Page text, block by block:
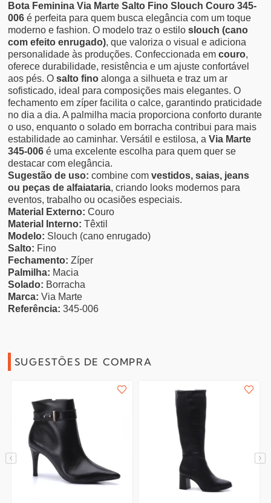
Bota Feminina Via Marte Salto Fino Slouch Couro 345-
006 é perfeita para quem busca elegância com um toque
moderno e fashion. O modelo traz o estiloslouch (cano
com efeito enrugado), que valoriza o visual e adiciona
personalidade às produções.Confeccionada emcouro,
oferece durabilidade, resistência e um ajuste confortável
aos pés. Osalto fino alonga a silhueta e traz um ar
sofisticado, ideal para composições mais elegantes.O
fechamento em zíper facilita o calce, garantindo praticidade
no dia a dia. A palmilha macia proporciona conforto durante
o uso, enquanto o solado em borracha contribui para mais
estabilidade ao caminhar.Versátil e estilosa, aVia Marte
345-006 é uma excelente escolha para quem quer se
destacar com elegância.
Sugestão de uso: combine comvestidos, saias, jeans
ou peças de alfaiataria, criando looks modernos para
eventos, trabalho ou ocasiões especiais.
Material Externo: Couro
Material Interno: Têxtil
Modelo: Slouch (cano enrugado)
Salto: Fino
Fechamento: Zíper
Palmilha: Macia
Solado: Borracha
Marca: Via Marte
Referência: 345-006
SUGESTÕES DE COMPRA